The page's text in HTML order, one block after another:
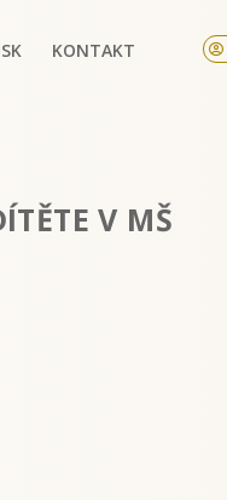
KONTAKT
V MŠ